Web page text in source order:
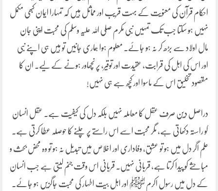
احکام قرآن کی معنویت کے بہت قریب اور مماثل ہیں کہ تمہارا ایمان کبھی مکمل
نہیں ہو سکتا جب تک تمہیں نبی مکرم صلی اللہ علیہ وسلم کی محبت اپنی جان
مال اولاد سے بڑھ کر نہ ہو جائے۔ معلوم ہوا ہماری جانیں تو ہیں ہی اپنے نبی
اور اس کی اہل کی قرابت، عقیدت اور توقیر، پر نچھاور ہونے کے لیے۔ ان کا
مقصود تخلیق اس کے ماسوا اور کچھ ہے ہی نہیں!
دراصل دین صرف عقل کا معاملہ نہیں بلکہ دل کی کیفیت ہے۔ عقل انسان
کو راستہ دکھاتی ہے، مگر محبت اسے اس راستے پر چلنے کا حوصلہ عطا کرتی ہے۔
علم اگر دل میں ہو تو عشق، وفاداری اور اخلاص میں تبدیل نہ ہو تو وہ محض بحث و
مباحثے کو پیدا کرتا ہے، قربانی نہیں۔ قربانی اس وقت جنم لیتی ہے جب انسان
کے دل میں رسول اکرم ﷺ اور اہل بیت اطہار کی محبت جاگزیں ہو جائے۔